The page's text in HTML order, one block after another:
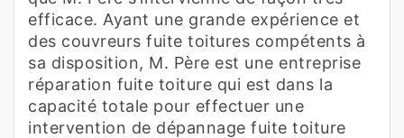
efficace. Ayant une grande expérience et
des couvreurs fuite toitures compétents à
sa disposition, M. Père est une entreprise
réparation fuite toiture qui est dans la
capacité totale pour effectuer une
intervention de dépannage fuite toiture